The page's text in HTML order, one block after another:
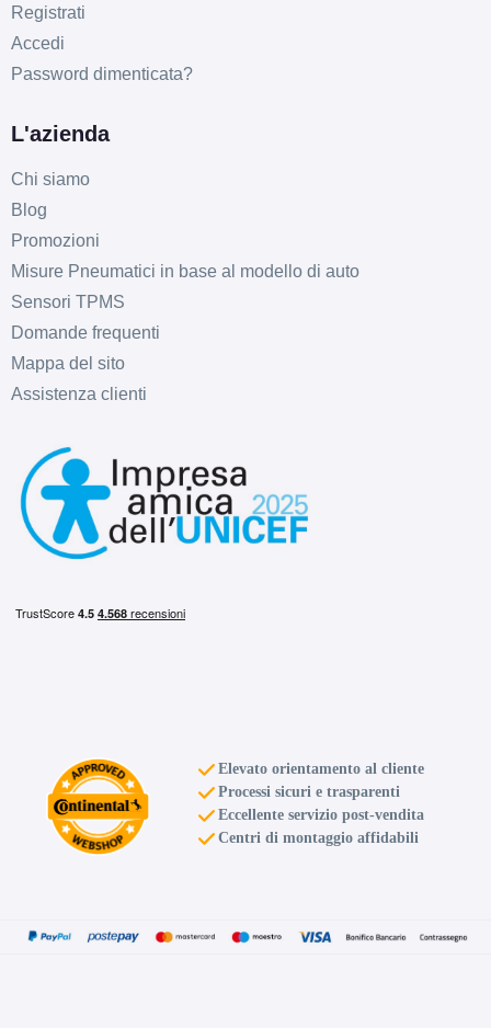
Registrati
Accedi
Password dimenticata?
L'azienda
Chi siamo
Blog
Promozioni
Misure Pneumatici in base al modello di auto
Sensori TPMS
Domande frequenti
Mappa del sito
Assistenza clienti
Elevato orientamento al cliente
Processi sicuri e trasparenti
Eccellente servizio post-vendita
Centri di montaggio affidabili